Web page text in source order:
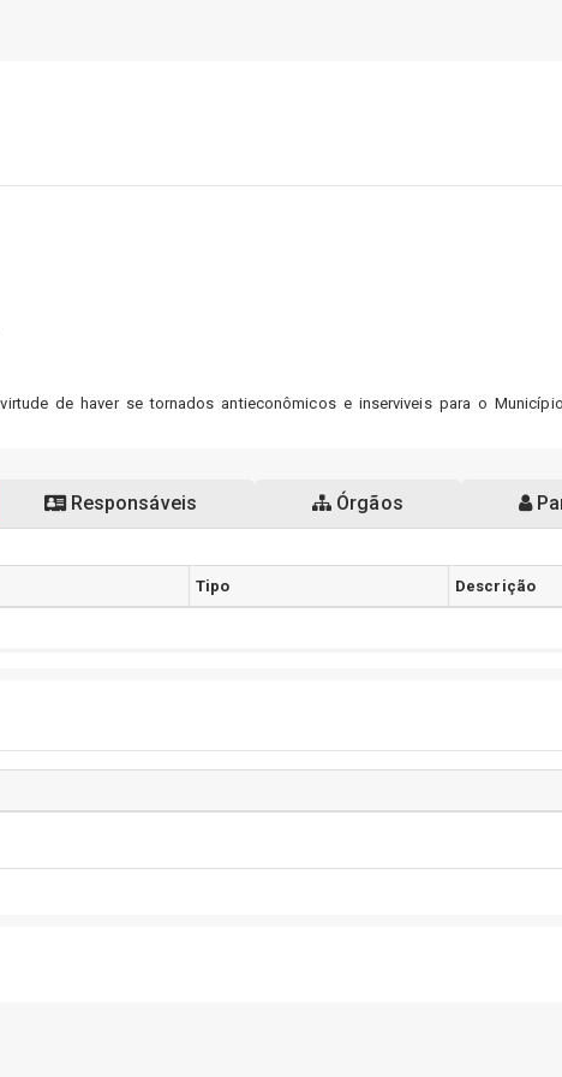
de haver se tornados antieconômicos e inserviveis para o
Responsáveis Órgãos
Tipo Descrição